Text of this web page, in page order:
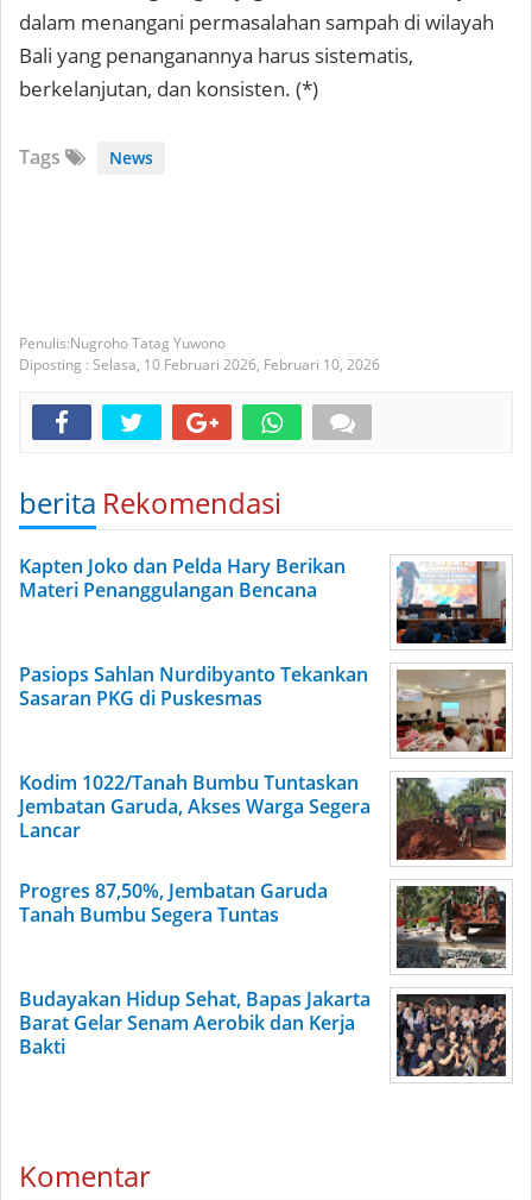
dalam menangani permasalahan sampah di wilayah
Bali yang penanganannya harus sistematis,
berkelanjutan, dan konsisten. (*)
Tags News
Nugroho Tatag Yuwono
Diposting : Selasa, 10 Februari 2026, Februari 10, 2026
berita Rekomendasi
Kapten Joko dan Pelda Hary Berikan
Materi Penanggulangan Bencana
Pasiops Sahlan Nurdibyanto Tekankan
Sasaran PKG di Puskesmas
Kodim 1022/Tanah Bumbu Tuntaskan
Jembatan Garuda, Akses Warga Segera
Lancar
Progres 87,50%, Jembatan Garuda
Tanah Bumbu Segera Tuntas
Budayakan Hidup Sehat, Bapas Jakarta
Barat Gelar Senam Aerobik dan Kerja
Bakti
Komentar